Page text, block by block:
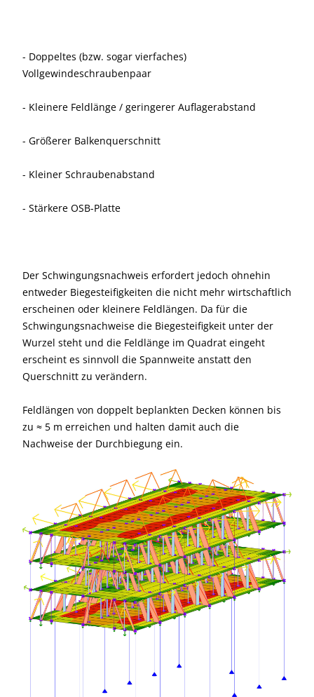
- Doppeltes (bzw. sogar vierfaches)
Vollgewindeschraubenpaar
- Kleinere Feldlänge / geringerer Auflagerabstand
- Größerer Balkenquerschnitt
- Kleiner Schraubenabstand
- Stärkere OSB-Platte
Der Schwingungsnachweis erfordert jedoch ohnehin
entweder Biegesteifigkeiten die nicht mehr wirtschaftlich
erscheinen oder kleinere Feldlängen. Da für die
Schwingungsnachweise die Biegesteifigkeit unter der
Wurzel steht und die Feldlänge im Quadrat eingeht
erscheint es sinnvoll die Spannweite anstatt den
Querschnitt zu verändern.
Feldlängen von doppelt beplankten Decken können bis
zu ≈ 5 m erreichen und halten damit auch die
Nachweise der Durchbiegung ein.